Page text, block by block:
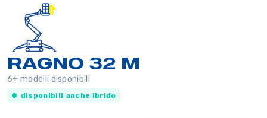
RAGNO 32 M
6+ modelli disponibili
disponibili anche ibrido